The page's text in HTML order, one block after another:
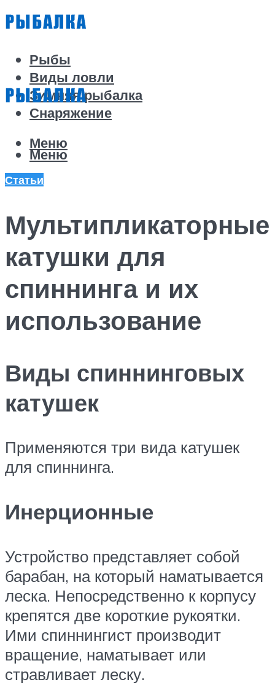
Рыбы
Виды ловли
Зимняя рыбалка
Снаряжение
Меню
Меню
Статьи
Мультипликаторные
катушки для
спиннинга и их
использование
Виды спиннинговых
катушек
Применяются три вида катушек
для спиннинга.
Инерционные
Устройство представляет собой
барабан, на который наматывается
леска. Непосредственно к корпусу
крепятся две короткие рукоятки.
Ими спиннингист производит
вращение, наматывает или
стравливает леску.